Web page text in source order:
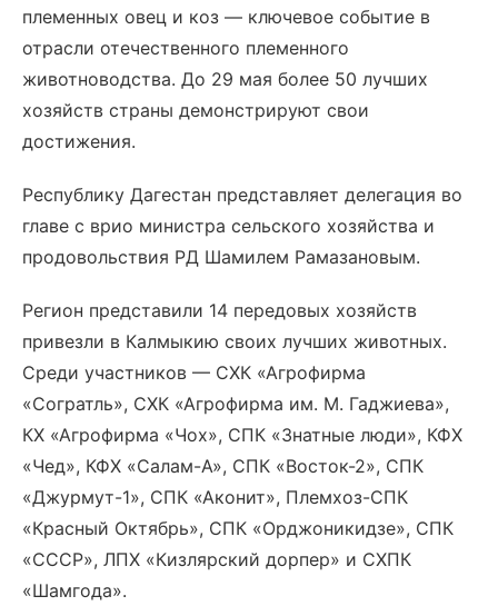
племенных овец и коз — ключевое событие в
отрасли отечественного племенного
животноводства. До 29 мая более 50 лучших
хозяйств страны демонстрируют свои
достижения.
Республику Дагестан представляет делегация во
главе с врио министра сельского хозяйства и
продовольствия РД Шамилем Рамазановым.
Регион представили 14 передовых хозяйств
привезли в Калмыкию своих лучших животных.
Среди участников — СХК «Агрофирма
«Согратль», СХК «Агрофирма им. М. Гаджиева»,
КХ «Агрофирма «Чох», СПК «Знатные люди», КФХ
«Чед», КФХ «Салам-А», СПК «Восток-2», СПК
«Джурмут-1», СПК «Аконит», Племхоз-СПК
«Красный Октябрь», СПК «Орджоникидзе», СПК
«СССР», ЛПХ «Кизлярский дорпер» и СХПК
«Шамгода».